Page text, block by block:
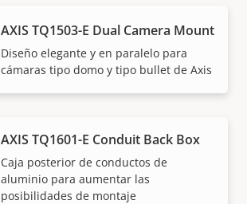
AXIS TQ1503-E Dual Camera Mount
Diseño elegante y en paralelo para
cámaras tipo domo y tipo bullet de Axis
AXIS TQ1601-E Conduit Back Box
Caja posterior de conductos de
aluminio para aumentar las
posibilidades de montaje